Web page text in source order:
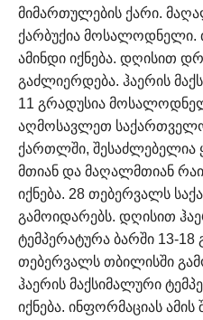
მიმართულების ქარი.
ქარბუქია მოსალოდნელი.
ამინდი იქნება. დღისით
გაძლიერდება. ჰაერის
11 გრადუსია
აღმოსავლეთ
ქართლში, შესაძლებელია
მთიან და მაღალმთიან
იქნება. 28 თებერვალს
გამოიდარებს. დღისით
ტემპერატურა ბარში 13-18
თებერვალს თბილისში
ჰაერის მაქსიმალური
იქნება. ინფორმაციას ამის